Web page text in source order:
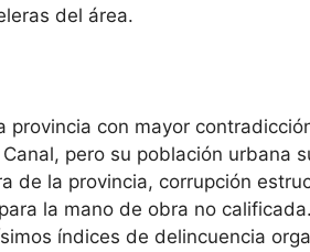
del área.
provincia con mayor
pero su población urbana
de la provincia, corrupción
la mano de obra no calificada.
índices de delincuencia